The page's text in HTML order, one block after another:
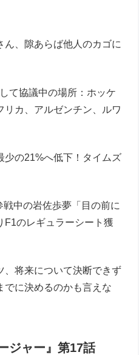
ん、隙あらば他人のカゴに
て協議中の場所：ホッケ
リカ、アルゼンチン、ルワ
少の21%へ低下！タイムズ
中の岩佐歩夢「目の前に
F1のレギュラーシート獲
、将来について決断できず
でに決めるのかも言えな
ジャー』第17話